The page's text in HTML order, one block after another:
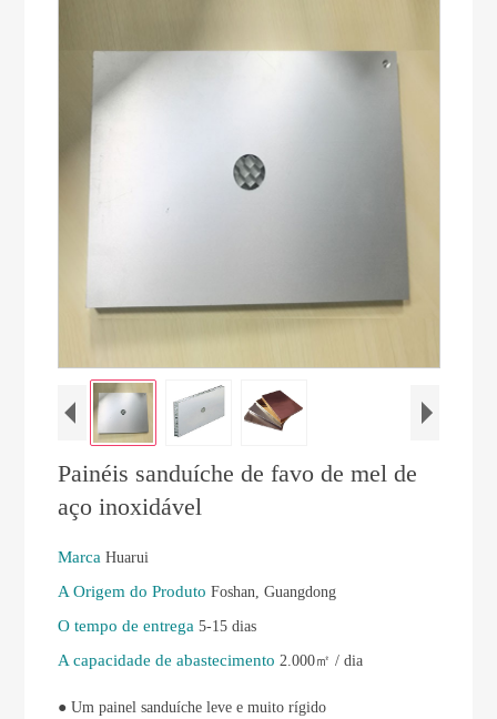
Painéis sanduíche de favo de mel de
aço inoxidável
MarcaHuarui
A Origem do ProdutoFoshan, Guangdong
O tempo de entrega5-15 dias
A capacidade de abastecimento 2.000㎡ / dia
● Um painel sanduíche leve e muito rígido